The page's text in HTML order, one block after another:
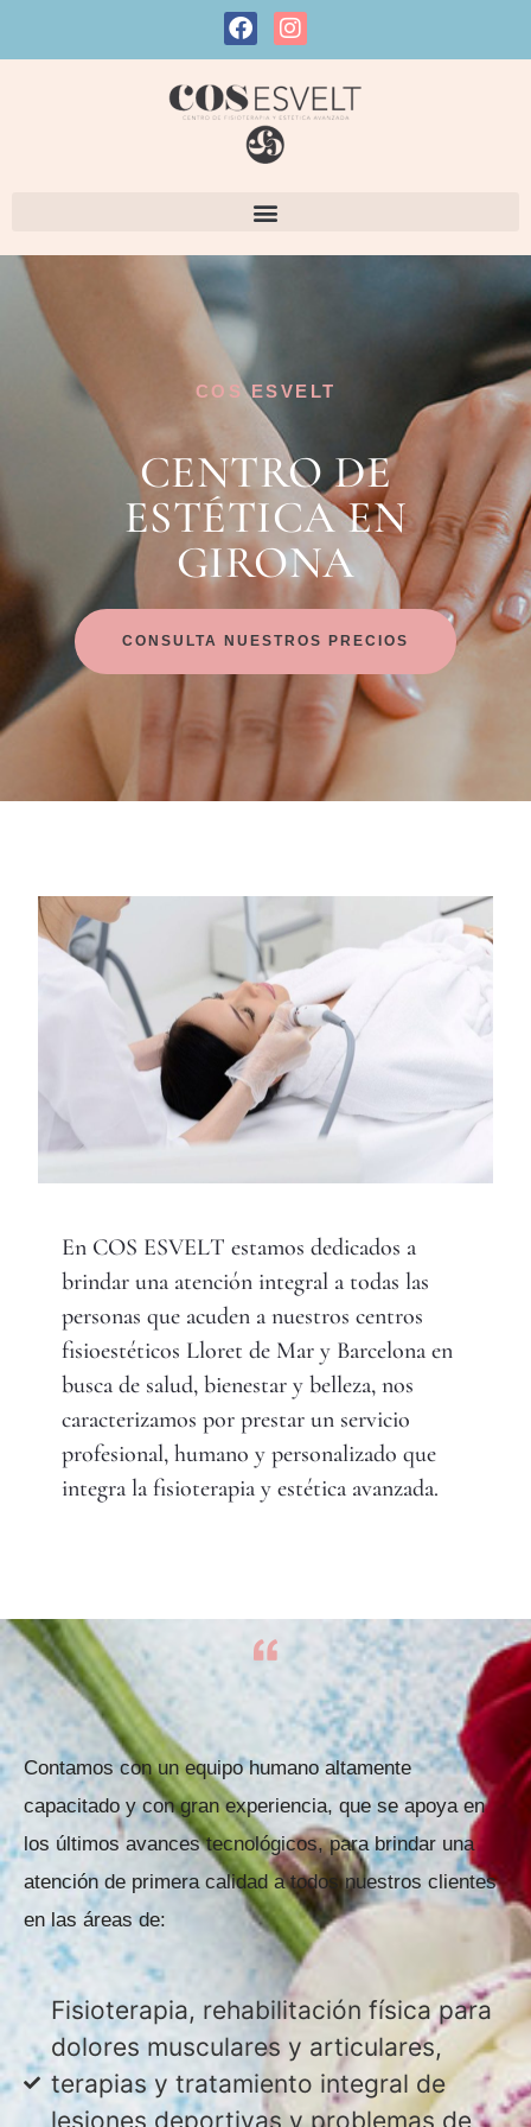
COS ESVELT
CENTRO DE
ESTÉTICA EN
GIRONA
CONSULTA NUESTROS PRECIOS
En COS ESVELT estamos dedicados a
brindar una atención integral a todas las
personas que acuden a nuestros centros
fisioestéticos Lloret de Mar y Barcelona en
busca de salud, bienestar y belleza, nos
caracterizamos por prestar un servicio
profesional, humano y personalizado que
integra la fisioterapia y estética avanzada.
Contamos con un equipo humano altamente
capacitado y con gran experiencia, que se apoya en
los últimos avances tecnológicos, para brindar una
atención de primera calidad a todos nuestros clientes
en las áreas de:
Fisioterapia, rehabilitación física para
dolores musculares y articulares,
terapias y tratamiento integral de
lesiones deportivas y problemas de